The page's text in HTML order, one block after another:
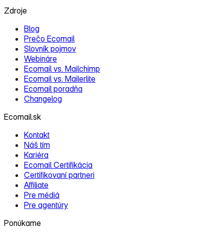
Zdroje
Blog
Prečo Ecomail
Slovník pojmov
Webináre
Ecomail vs. Mailchimp
Ecomail vs. Mailerlite
Ecomail poradňa
Changelog
Ecomail.sk
Kontakt
Náš tím
Kariéra
Ecomail Certifikácia
Certifikovaní partneri
Affiliate
Pre médiá
Pre agentúry
Ponúkame